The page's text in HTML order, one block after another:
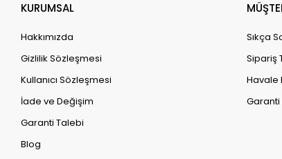
KURUMSAL
Hakkımızda
Gizlilik Sözleşmesi
Kullanıcı Sözleşmesi
İade ve Değişim
Garanti Talebi
Blog
Sıkça
Sipariş
Havale
Garanti